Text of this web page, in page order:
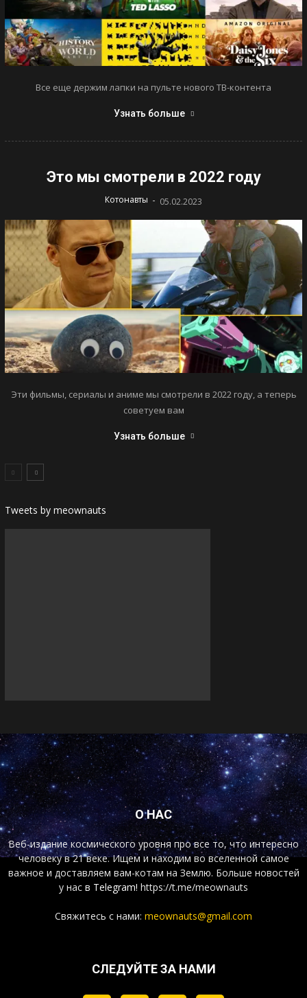
Все еще держим лапки на пульте нового ТВ-контента
Узнать больше
Это мы смотрели в 2022 году
Котонавты - 05.02.2023
Эти фильмы, сериалы и аниме мы смотрели в 2022 году, а теперь
советуем вам
Узнать больше
Tweets by meownauts
О НАС
Веб-издание космического уровня про все то, что интересно
человеку в 21 веке. Ищем и находим во вселенной самое
важное и доставляем вам-котам на Землю. Больше новостей
у нас в Telegram! https://t.me/meownauts
Свяжитесь с нами: meownauts@gmail.com
СЛЕДУЙТЕ ЗА НАМИ